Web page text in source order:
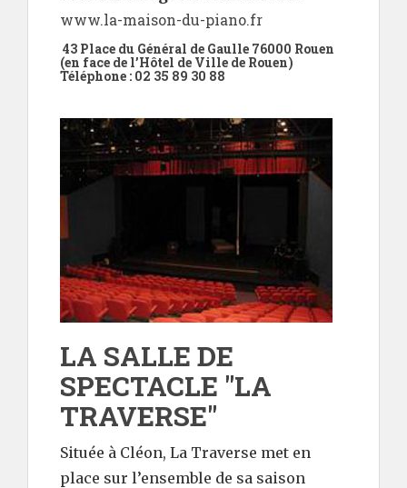
www.la-maison-du-piano.fr
43 Place du Général de Gaulle 76000 Rouen
(en face de l’Hôtel de Ville de Rouen)
Téléphone : 02 35 89 30 88
LA SALLE DE
SPECTACLE "LA
TRAVERSE"
Située à Cléon, La Traverse met en
place sur l’ensemble de sa saison